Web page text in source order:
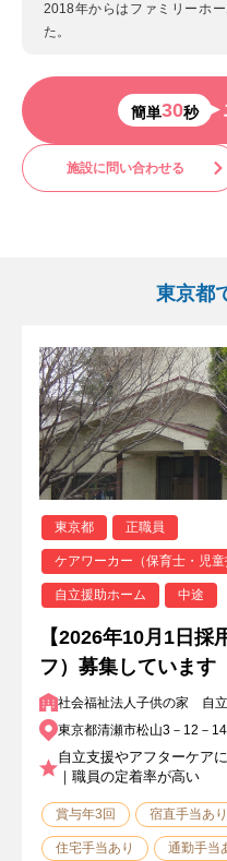
2018年からはファミリーホ
た。
簡単30秒
施設に問い合わせる
東京都
東京都 正職員
ケアワーカー（保育士・児童
自立援助ホーム 中途
【2026年10月1日採
フ）募集しています
社会福祉法人子供の家 自
東京都清瀬市松山3－12－14
自立支援やアフターケア
｜職員の定着率が高い
賞与年3回 宿直手当あり
住宅手当あり 通勤手当